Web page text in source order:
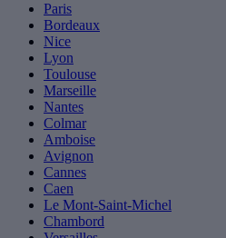
Paris
Bordeaux
Nice
Lyon
Toulouse
Marseille
Nantes
Colmar
Amboise
Avignon
Cannes
Caen
Le Mont-Saint-Michel
Chambord